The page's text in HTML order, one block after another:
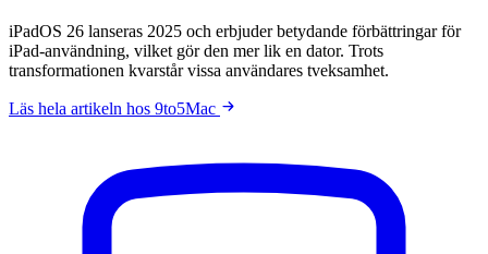
iPadOS 26 lanseras 2025 och erbjuder betydande förbättringar för
iPad-användning, vilket gör den mer lik en dator. Trots
transformationen kvarstår vissa användares tveksamhet.
Läs hela artikeln hos 9to5Mac